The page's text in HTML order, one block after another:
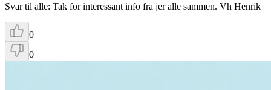
Svar til alle: Tak for interessant info fra jer alle sammen. Vh Henrik
0
0